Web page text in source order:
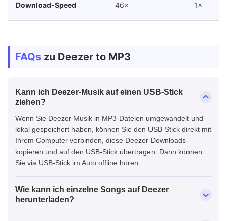
Download-Speed 46× 1×
FAQs zu Deezer to MP3
Kann ich Deezer-Musik auf einen USB-Stick
ziehen?
Wenn Sie Deezer Musik in MP3-Dateien umgewandelt und
lokal gespeichert haben, können Sie den USB-Stick direkt mit
Ihrem Computer verbinden, diese Deezer Downloads
kopieren und auf den USB-Stick übertragen. Dann können
Sie via USB-Stick im Auto offline hören.
Wie kann ich einzelne Songs auf Deezer
herunterladen?